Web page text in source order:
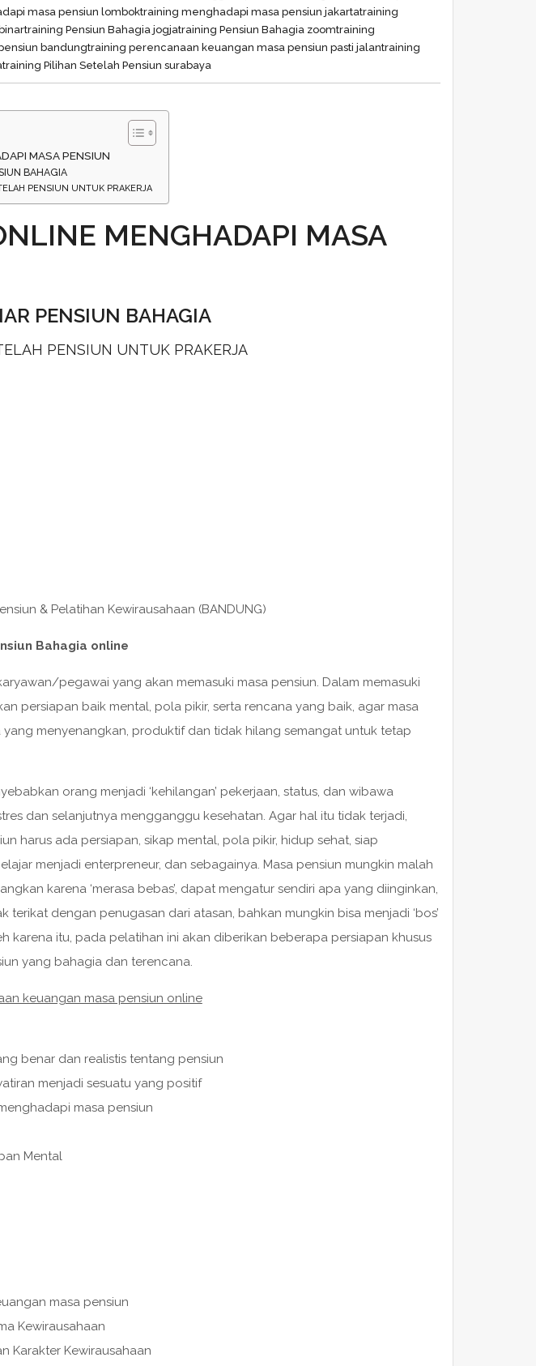
masa pensiun lomboktraining menghadapi masa pensiun jakartatraining
training Pensiun Bahagia jogjatraining Pensiun Bahagia zoomtraining
bandungtraining perencanaan keuangan masa pensiun pasti jalantraining
training Pilihan Setelah Pensiun surabaya
MASA PENSIUN
BAHAGIA
PENSIUN UNTUK PRAKERJA
MENGHADAPI MASA
PENSIUN BAHAGIA
PENSIUN UNTUK PRAKERJA
& Pelatihan Kewirausahaan (BANDUNG)
Bahagia online
pegawai yang akan memasuki masa pensiun. Dalam memasuki
persiapan baik mental, pola pikir, serta rencana yang baik, agar masa
yang menyenangkan, produktif dan tidak hilang semangat untuk tetap
orang menjadi ‘kehilangan’ pekerjaan, status, dan wibawa
dan selanjutnya mengganggu kesehatan. Agar hal itu tidak terjadi,
harus ada persiapan, sikap mental, pola pikir, hidup sehat, siap
menjadi enterpreneur, dan sebagainya. Masa pensiun mungkin malah
karena ‘merasa bebas’, dapat mengatur sendiri apa yang diinginkan,
terikat dengan penugasan dari atasan, bahkan mungkin bisa menjadi ‘bos’
karena itu, pada pelatihan ini akan diberikan beberapa persiapan khusus
yang bahagia dan terencana.
keuangan masa pensiun online
benar dan realistis tentang pensiun
menjadi sesuatu yang positif
masa pensiun
Mental
masa pensiun
Kewirausahaan
Karakter Kewirausahaan